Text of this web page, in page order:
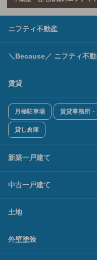
ニフティ不動産
＼Because／ ニフティ不
賃貸
月極駐車場 賃貸事務所
貸し倉庫
新築一戸建て
中古一戸建て
土地
外壁塗装